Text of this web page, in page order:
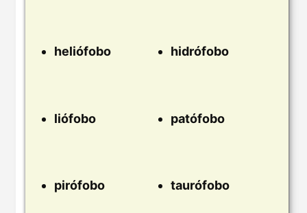
heliófobo hidrófobo
liófobo patófobo
pirófobo taurófobo